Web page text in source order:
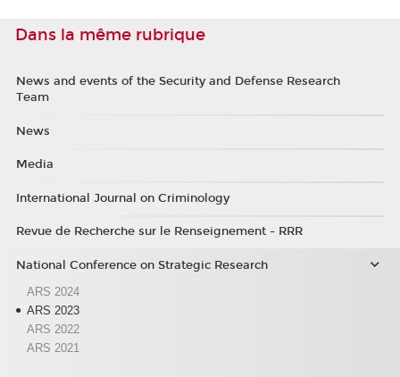
Dans la même rubrique
News and events of the Security and Defense Research
Team
News
Media
International Journal on Criminology
Revue de Recherche sur le Renseignement - RRR
National Conference on Strategic Research
ARS 2024
ARS 2023
ARS 2022
ARS 2021